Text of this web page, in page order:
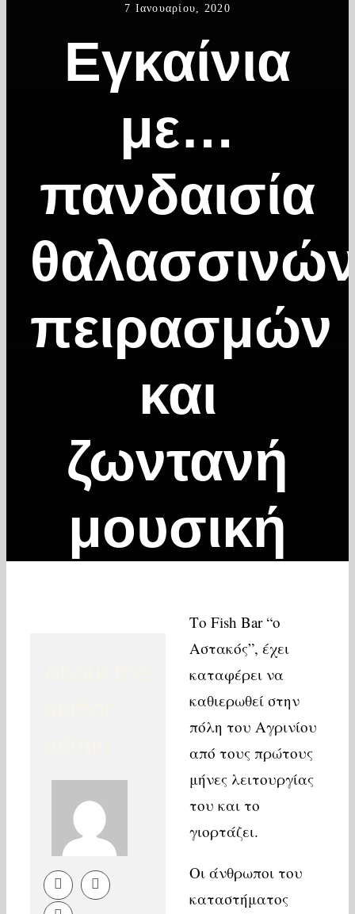
7 Ιανουαρίου, 2020
Εγκαίνια
με…
πανδαισία
πειρασμών
και
ζωντανή
μουσική
Το Fish Bar “ο
Αστακός”, έχει
καταφέρει να
καθιερωθεί στην
πόλη του Αγρινίου
από τους πρώτους
μήνες λειτουργίας
του και το
γιορτάζει.
Οι άνθρωποι του
καταστήματος